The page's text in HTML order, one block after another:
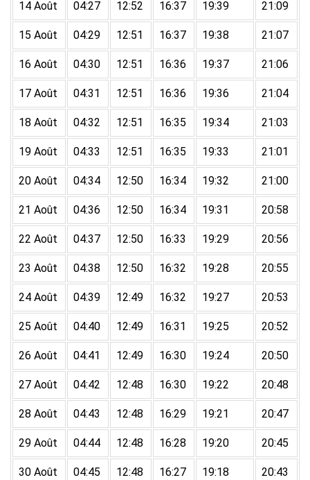
14 Août 04:27 12:52 16:37 19:39 21:09
15 Août 04:29 12:51 16:37 19:38 21:07
16 Août 04:30 12:51 16:36 19:37 21:06
17 Août 04:31 12:51 16:36 19:36 21:04
18 Août 04:32 12:51 16:35 19:34 21:03
19 Août 04:33 12:51 16:35 19:33 21:01
20 Août 04:34 12:50 16:34 19:32 21:00
21 Août 04:36 12:50 16:34 19:31 20:58
22 Août 04:37 12:50 16:33 19:29 20:56
23 Août 04:38 12:50 16:32 19:28 20:55
24 Août 04:39 12:49 16:32 19:27 20:53
25 Août 04:40 12:49 16:31 19:25 20:52
26 Août 04:41 12:49 16:30 19:24 20:50
27 Août 04:42 12:48 16:30 19:22 20:48
28 Août 04:43 12:48 16:29 19:21 20:47
29 Août 04:44 12:48 16:28 19:20 20:45
30 Août 04:45 12:48 16:27 19:18 20:43